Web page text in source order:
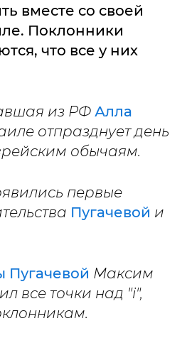
вместе со своей
Поклонники
что все у них
из РФ Алла
отпразднует день
обычаям.
первые
Пугачевой и
Пугачевой Максим
все точки над "i",